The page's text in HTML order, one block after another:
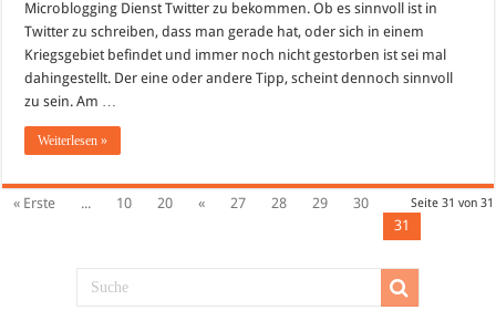
Microblogging Dienst Twitter zu bekommen. Ob es sinnvoll ist in
Twitter zu schreiben, dass man gerade hat, oder sich in einem
Kriegsgebiet befindet und immer noch nicht gestorben ist sei mal
dahingestellt. Der eine oder andere Tipp, scheint dennoch sinnvoll
zu sein. Am …
Weiterlesen »
Seite 31 von 31
« Erste ... 10 20 « 27 28 29
30
31